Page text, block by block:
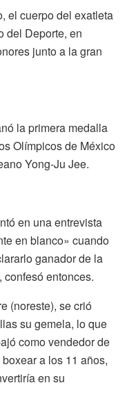
el cuerpo del exatleta
del Deporte, en
junto a la gran
la primera medalla
Olímpicos de México
Yong-Ju Jee.
en una entrevista
en blanco» cuando
ganador de la
entonces.
(noreste), se crió
su gemela, lo que
como vendedor de
a los 11 años,
en su